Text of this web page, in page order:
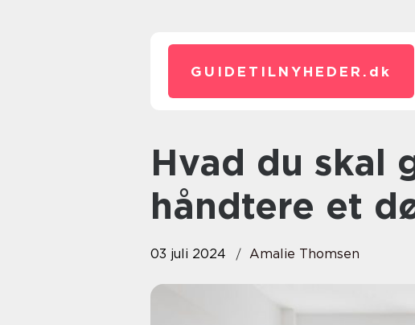
GUIDETILNYHEDER. dk
Hvad du skal gøre, når du skal
håndtere et
03 juli 2024 Amalie Thomsen